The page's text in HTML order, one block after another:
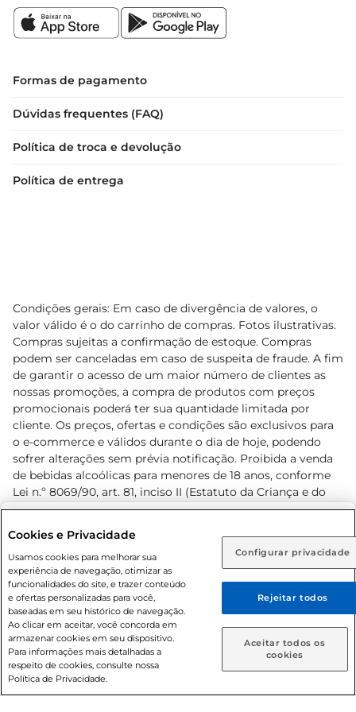
Rio de Janeiro (RJ) Goiás (GO)
Ou
Caso queira comprar online, informe como deseja receber
suas compras:
Entrega em casa Retire em Loja
Formas de pagamento
Dúvidas frequentes (FAQ)
Política de troca e devolução
Política de entrega
Condições gerais: Em caso de divergência de valores, o
valor válido é o do carrinho de compras. Fotos ilustrativas.
Compras sujeitas a confirmação de estoque. Compras
podem ser canceladas em caso de suspeita de fraude. A fim
de garantir o acesso de um maior número de clientes as
nossas promoções, a compra de produtos com preços
promocionais poderá ter sua quantidade limitada por
cliente. Os preços, ofertas e condições são exclusivos para
o e-commerce e válidos durante o dia de hoje, podendo
sofrer alterações sem prévia notificação. Proibida a venda
de bebidas alcoólicas para menores de 18 anos, conforme
Lei n.º 8069/90, art. 81, inciso II (Estatuto da Criança e do
Adolescente). Preços e condições exclusivos para o
prévio. O valor mínimo para as compras on-line é de R$
80,00.
© 2026 Copyright. Todos os direitos
reservados Prezunic.
Cookies e Privacidade
Usamos cookies para melhorar sua
experiência de navegação, otimizar as
funcionalidades do site, e trazer conteúdo
e ofertas personalizadas para você,
baseadas em seu histórico de navegação.
Ao clicar em aceitar, você concorda em
armazenar cookies em seu dispositivo.
Para informações mais detalhadas a
respeito de cookies, consulte nossa
Política de Privacidade.
Configurar privacidade
Rejeitar todos
Aceitar todos os
cookies